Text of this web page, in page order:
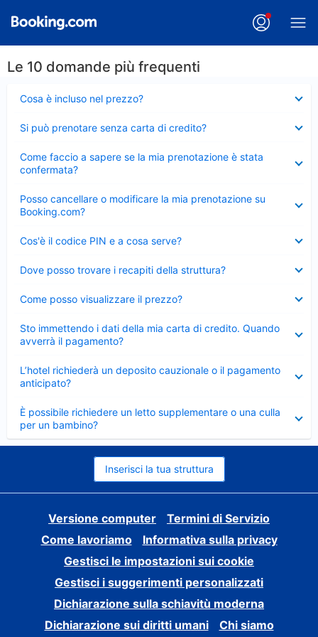
Le 10 domande più frequenti
Cosa è incluso nel prezzo?
chiuso
Si può prenotare senza carta di credito?
chiuso
Come faccio a sapere se la mia prenotazione è stata
confermata?
chiuso
Posso cancellare o modificare la mia prenotazione su
Booking.com?
chiuso
Cos'è il codice PIN e a cosa serve?
chiuso
Dove posso trovare i recapiti della struttura?
chiuso
Come posso visualizzare il prezzo?
chiuso
Sto immettendo i dati della mia carta di credito. Quando
avverrà il pagamento?
chiuso
L’hotel richiederà un deposito cauzionale o il pagamento
anticipato?
chiuso
È possibile richiedere un letto supplementare o una culla
per un bambino?
Elemento
chiuso
Inserisci la tua struttura
Versione computer
Termini di Servizio
Come lavoriamo
Informativa sulla privacy
Gestisci le impostazioni sui cookie
Gestisci i suggerimenti personalizzati
Dichiarazione sulla schiavitù moderna
Dichiarazione sui diritti umani
Chi siamo